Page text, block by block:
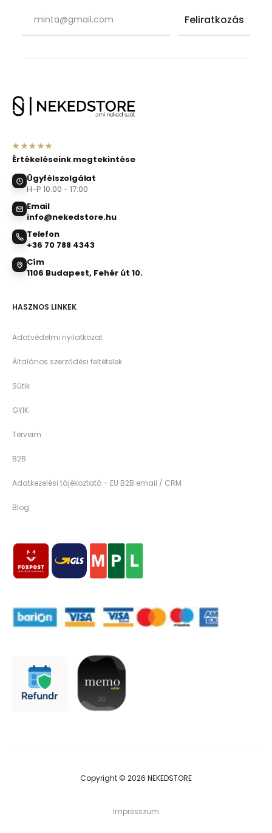
★★★★★
Értékeléseink megtekintése
Ügyfélszolgálat
H-P 10:00 - 17:00
Email
info@nekedstore.hu
Telefon
+36 70 788 4343
Cím
1106 Budapest, Fehér út 10.
HASZNOS LINKEK
Adatvédelmi nyilatkozat
Általános szerződési feltételek
Sütik
GYIK
Terveim
B2B
Adatkezelési tájékoztató – EU B2B email / CRM
Blog
Copyright © 2026 NEKEDSTORE
Impresszum